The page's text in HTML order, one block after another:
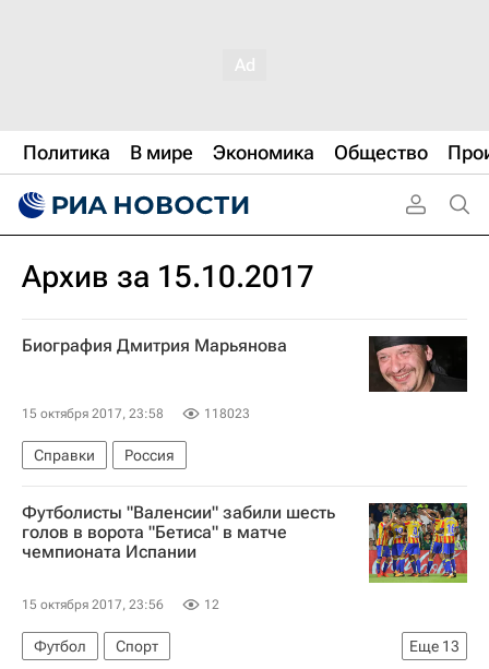
Политика В мире Экономика Общество
Архив за 15.10.2017
Биография Дмитрия Марьянова
15 октября 2017, 23:58 118023
Справки Россия
Футболисты "Валенсии" забили шесть
голов в ворота "Бетиса" в матче
чемпионата Испании
15 октября 2017, 23:56 12
Еще 13
Футбол
Спорт